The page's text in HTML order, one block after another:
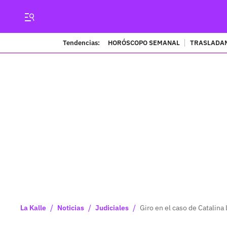
Tendencias: HORÓSCOPO SEMANAL
La Kalle / Noticias / Judiciales / Giro en el caso de